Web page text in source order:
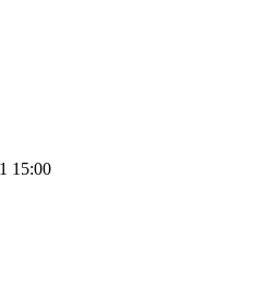
15:00